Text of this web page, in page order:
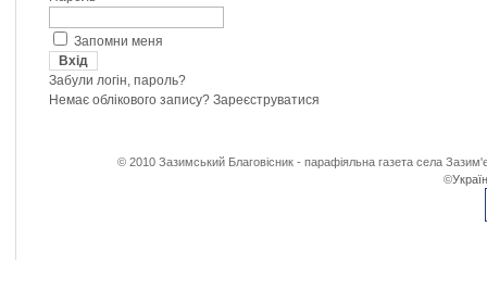
Запомни меня
Забули логін, пароль?
Немає облікового запису? Зареєструватися
© 2010 Зазимський Благовісник - парафіяльна газета села
©